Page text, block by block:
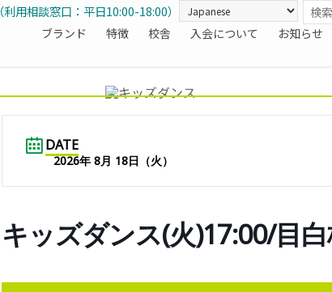
ブランド 特徴 校舎 入会について お知らせ
（利用相談窓口：平日10:00-18:00）
DATE
2026年 8月 18日（火）
キッズダンス(火)17:00/目